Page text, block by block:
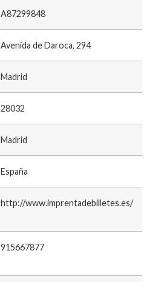
A87299848
Avenida de Daroca, 294
Madrid
28032
Madrid
España
http://www.imprentadebilletes.es/
915667877